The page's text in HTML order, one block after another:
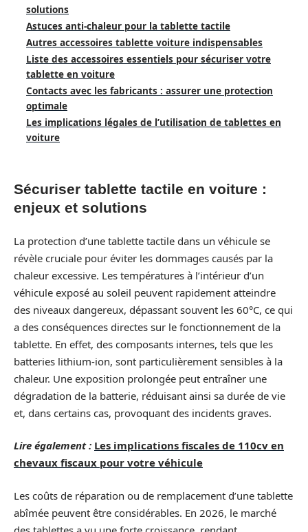
solutions
Astuces anti-chaleur pour la tablette tactile
Autres accessoires tablette voiture indispensables
Liste des accessoires essentiels pour sécuriser votre
tablette en voiture
Contacts avec les fabricants : assurer une protection
optimale
Les implications légales de l’utilisation de tablettes en
voiture
Sécuriser tablette tactile en voiture :
enjeux et solutions
La protection d’une tablette tactile dans un véhicule se
révèle cruciale pour éviter les dommages causés par la
chaleur excessive. Les températures à l’intérieur d’un
véhicule exposé au soleil peuvent rapidement atteindre
des niveaux dangereux, dépassant souvent les 60°C, ce qui
a des conséquences directes sur le fonctionnement de la
tablette. En effet, des composants internes, tels que les
batteries lithium-ion, sont particulièrement sensibles à la
chaleur. Une exposition prolongée peut entraîner une
dégradation de la batterie, réduisant ainsi sa durée de vie
et, dans certains cas, provoquant des incidents graves.
Lire également : Les implications fiscales de 110cv en
chevaux fiscaux pour votre véhicule
Les coûts de réparation ou de remplacement d’une tablette
abîmée peuvent être considérables. En 2026, le marché